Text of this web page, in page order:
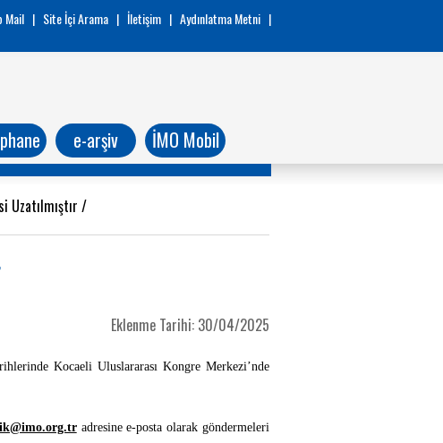
Mail | Site İçi Arama | İletişim | Aydınlatma Metni |
e-arşiv İMO Mobil
Uzatılmıştır /
Eklenme Tarihi: 30/04/2025
Kocaeli Uluslararası Kongre Merkezi’nde
adresine e-posta olarak göndermeleri